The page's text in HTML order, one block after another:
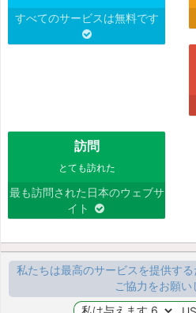
すべてのサービスは無料です
訪問
とても訪れた
最も訪問された日本のウェブサ
イト
私たちは最高のサービスを提供する
ご協力をお願い